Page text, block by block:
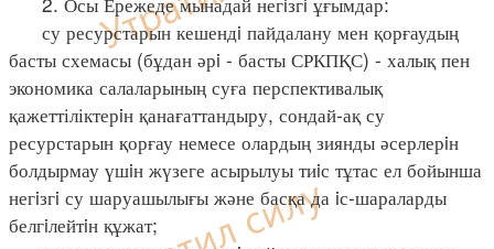
су ресурстарын кешендi пайдалану мен қорғаудың
басты схемасы (бұдан әрi - басты СРКПҚС) - халық пен
экономика салаларының суға перспективалық
қажеттіліктерiн қанағаттандыру, сондай-ақ су
ресурстарын қорғау немесе олардың зиянды әсерлерiн
болдырмау үшiн жүзеге асырылуы тиiс тұтас ел бойынша
негiзгi су шаруашылығы және басқа да iс-шараларды
белгiлейтiн құжат;